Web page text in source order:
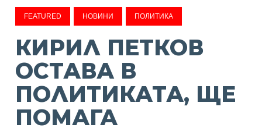
FEATURED НОВИНИ ПОЛИТИКА
КИРИЛ ПЕТКОВ
ОСТАВА В
ПОЛИТИКАТА, ЩЕ
ПОМАГА